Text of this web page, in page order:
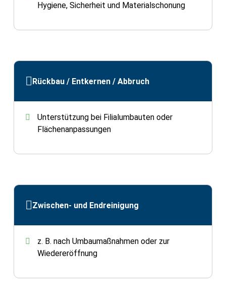
Hygiene, Sicherheit und Materialschonung
Rückbau / Entkernen / Abbruch
Unterstützung bei Filialumbauten oder
Flächenanpassungen
Zwischen- und Endreinigung
z. B. nach Umbaumaßnahmen oder zur
Wiedereröffnung